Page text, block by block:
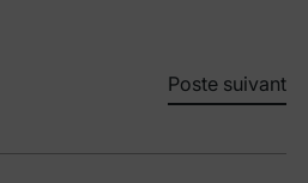
Poste suivant